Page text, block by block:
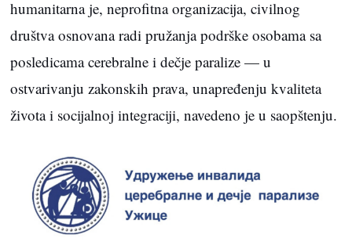
humanitarna je, neprofitna organizacija, civilnog
društva osnovana radi pružanja podrške osobama sa
posledicama cerebralne i dečje paralize — u
ostvarivanju zakonskih prava, unapređenju kvaliteta
života i socijalnoj integraciji, navedeno je u saopštenju.